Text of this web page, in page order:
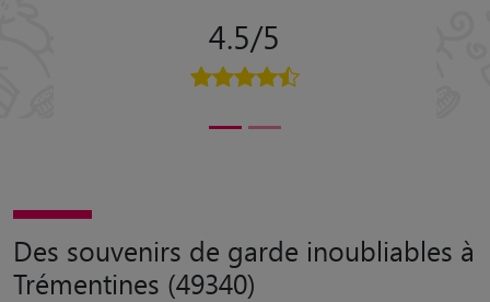
4.5/5
Des souvenirs de garde inoubliables à
Trémentines (49340)